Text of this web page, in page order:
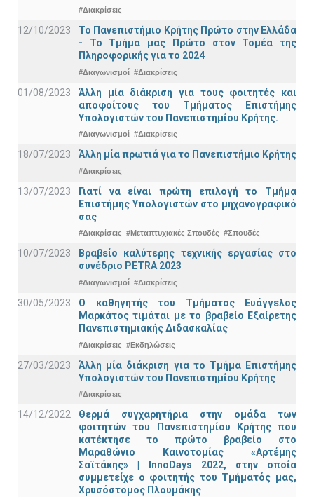
#Διακρίσεις
12/10/2023
Το Πανεπιστήμιο Κρήτης Πρώτο στην Ελλάδα
- Το Τμήμα μας Πρώτο στον Τομέα της
Πληροφορικής για το 2024
#Διαγωνισμοί #Διακρίσεις
01/08/2023
Άλλη μία διάκριση για τους φοιτητές και
αποφοίτους του Τμήματος Επιστήμης
Υπολογιστών του Πανεπιστημίου Κρήτης.
#Διαγωνισμοί #Διακρίσεις
18/07/2023 Άλλη μία πρωτιά για το Πανεπιστήμιο Κρήτης
#Διακρίσεις
13/07/2023
Γιατί να είναι πρώτη επιλογή το Τμήμα
Επιστήμης Υπολογιστών στο μηχανογραφικό
σας
#Διακρίσεις #Μεταπτυχιακές Σπουδές #Σπουδές
10/07/2023
Βραβείο καλύτερης τεχνικής εργασίας στο
συνέδριο PETRA 2023
#Διαγωνισμοί #Διακρίσεις
30/05/2023
Ο καθηγητής του Τμήματος Ευάγγελος
Μαρκάτος τιμάται με το βραβείο Εξαίρετης
Πανεπιστημιακής Διδασκαλίας
#Διακρίσεις #Εκδηλώσεις
27/03/2023
Άλλη μία διάκριση για το Τμήμα Επιστήμης
Υπολογιστών του Πανεπιστημίου Κρήτης
#Διακρίσεις
14/12/2022
Θερμά συγχαρητήρια στην ομάδα των
φοιτητών του Πανεπιστημίου Κρήτης που
κατέκτησε το πρώτο βραβείο στο
Μαραθώνιο Καινοτομίας «Αρτέμης
Σαϊτάκης» | InnoDays 2022, στην οποία
συμμετείχε ο φοιτητής του Τμήματός μας,
Χρυσόστομος Πλουμάκης